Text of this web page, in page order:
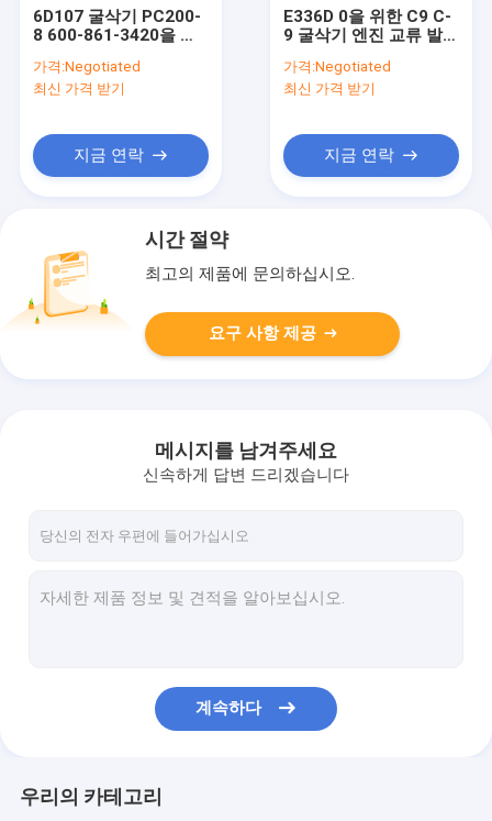
6D107 굴삭기 PC200-
8 600-861-3420을 위
교류 발전기
가격:Negotiated
최신 가격 받기
지금 연락
E336D 0을 위한 C9 C-
9 굴삭기 엔진 교류 발전
가격:Negotiated
최신 가격 받기
지금 연락
시간 절약
최고의 제품에 문의하십시오.
요구 사항 제공
메시지를 남겨주세요
신속하게 답변 드리겠습니다
계속하다
우리의 카테고리